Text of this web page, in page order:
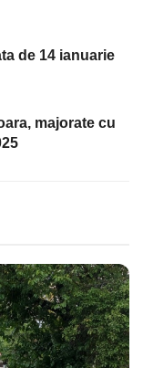
de 14 ianuarie
majorate cu